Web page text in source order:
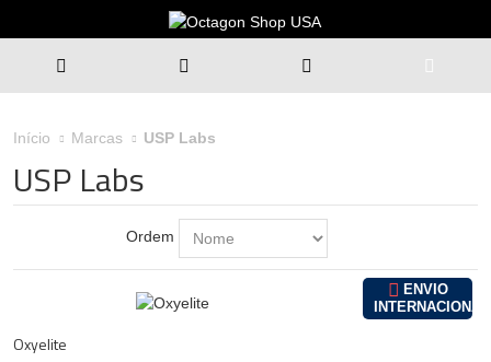
Início Marcas USP Labs
USP Labs
Ordem
Oxyelite
ENVIO
INTERNACIONAL